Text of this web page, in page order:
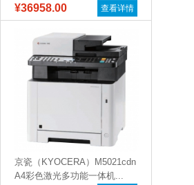
体机远...
¥36958.00 查看详情
京瓷（KYOCERA）M5021cdn
A4彩色激光多功能一体机...